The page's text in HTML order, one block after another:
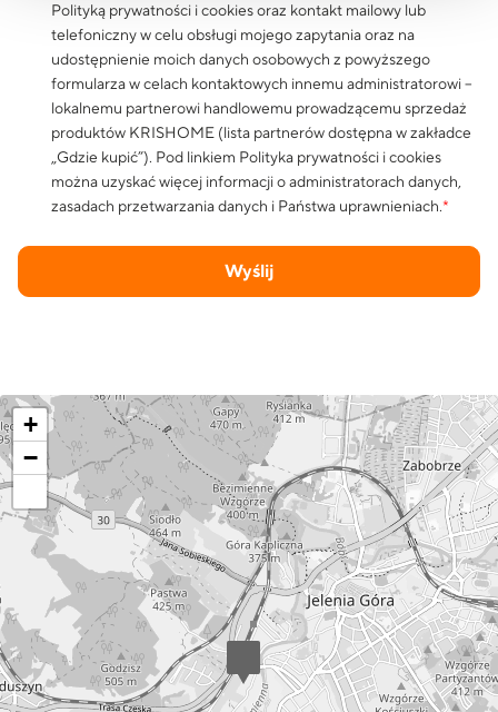
Polityką prywatności i cookiesoraz kontakt mailowy lub
telefoniczny w celu obsługi mojego zapytania oraz na
udostępnienie moich danych osobowych z powyższego
formularza w celach kontaktowych innemu administratorowi –
lokalnemu partnerowi handlowemu prowadzącemu sprzedaż
produktów KRISHOME (lista partnerów dostępna w zakładce
„Gdzie kupić”). Pod linkiem Polityka prywatności i cookies
można uzyskać więcej informacji o administratorach danych,
zasadach przetwarzania danych i Państwa uprawnieniach.*
Wyślij
+
−